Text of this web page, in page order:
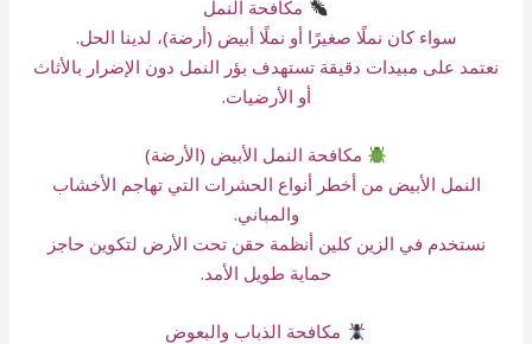
مكافحة النمل
سواء كان نملًا صغيرًا أو نملًا أبيض (أرضة)، لدينا الحل.
نعتمد على مبيدات دقيقة تستهدف بؤر النمل دون الإضرار بالأثاث
أو الأرضيات.
مكافحة النمل الأبيض (الأرضة)
النمل الأبيض من أخطر أنواع الحشرات التي تهاجم الأخشاب
والمباني.
نستخدم في الزين كلين أنظمة حقن تحت الأرض لتكوين حاجز
حماية طويل الأمد.
مكافحة الذباب والبعوض